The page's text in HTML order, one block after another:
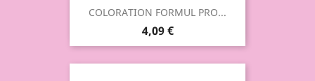
COLORATION FORMUL PRO...
4,09 €